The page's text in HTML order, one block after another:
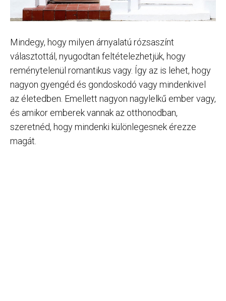
Mindegy, hogy milyen árnyalatú rózsaszínt
választottál, nyugodtan feltételezhetjük, hogy
reménytelenül romantikus vagy. Így az is lehet, hogy
nagyon gyengéd és gondoskodó vagy mindenkivel
az életedben. Emellett nagyon nagylelkű ember vagy,
és amikor emberek vannak az otthonodban,
szeretnéd, hogy mindenki különlegesnek érezze
magát.